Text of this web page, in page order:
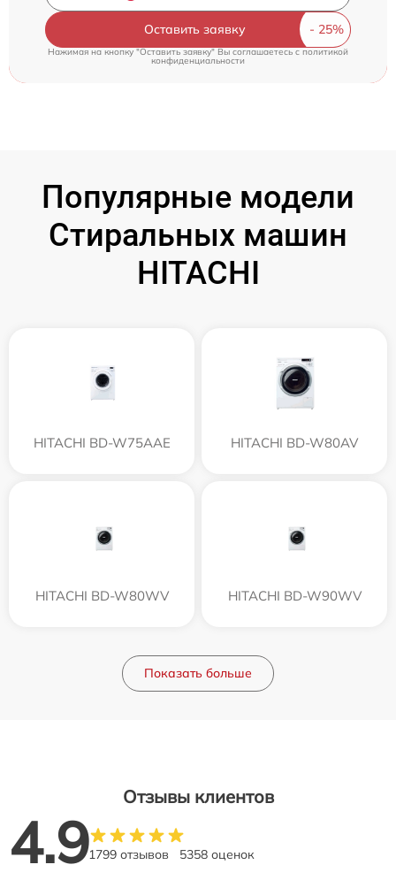
Оставить заявку
Нажимая на кнопку "Оставить заявку" Вы соглашаетесь cполитикой
конфиденциальности
Популярные модели
Стиральных машин
HITACHI
HITACHI BD-W75AAE HITACHI BD-W80AV
HITACHI BD-W80WV HITACHI BD-W90WV
Показать больше
Отзывы клиентов
4.91799 отзывов 5358 оценок